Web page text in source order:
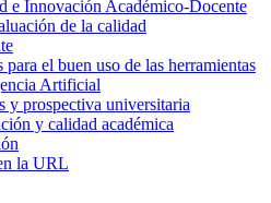
e Innovación Académico-Docente
de la calidad
para el buen uso de las herramientas
Artificial
y prospectiva universitaria
y calidad académica
la URL